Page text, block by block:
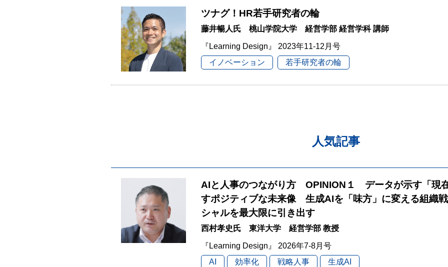
ツナグ！HR若手研究者の輪
藤井暢人氏 桃山学院大学 経営学部 経営学科 講師
『Learning Design』 2023年11-12月号
イノベーション
若手研究者の輪
人気記事
AIと人事のつながり方 OPINION１ データが示す「現
すポジティブな未来像 生成AIを「味方」に変える組織
シャルを最大限に引き出す
西村孝史氏 東洋大学 経営学部 教授
『Learning Design』 2026年7-8月号
AI
効率化 戦略人事 生成AI